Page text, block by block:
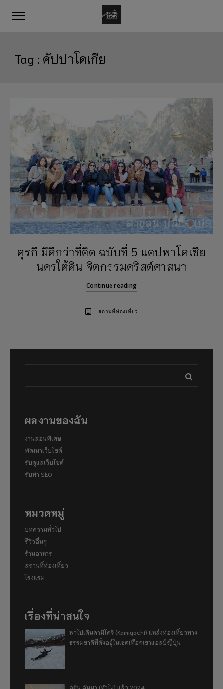
Tag : คัปปาโดเกีย
ตุรกี มีดีกว่าที่คิด ฉบับที่ 5 แคปพาโดเชีย
นครใต้ดิน จิตกรรมคริสต์ศาสนา
Continue reading
สถานที่ท่องเที่ยว
ผลงานของฉัน
งานสอนพิเศษ
พัฒนาเว็บไซต์
รับดูแลเว็บไซต์
รับทำ SEO
หมวดหมู่
บทความทั่วไป
รีวิวอื่นๆ
ร้านอาหาร
สถานที่ท่องเที่ยว
โรงแรม
เรื่องที่น่าสนใจ
พาไปเดินคามิโคจิ (Kamigōchi) แหล่งท่องเที่ยวทาง
ธรรมชาติที่ตั้งอยู่ในเขตเทือกเขาแอลป์ญี่ปุ่น
อู่ฮั่น ฉันมา (ทำไม) แล้ว 2024